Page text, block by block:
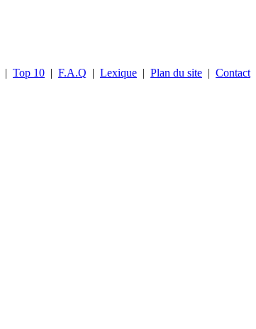
| Top 10 | F.A.Q | Lexique | Plan du site | Contact